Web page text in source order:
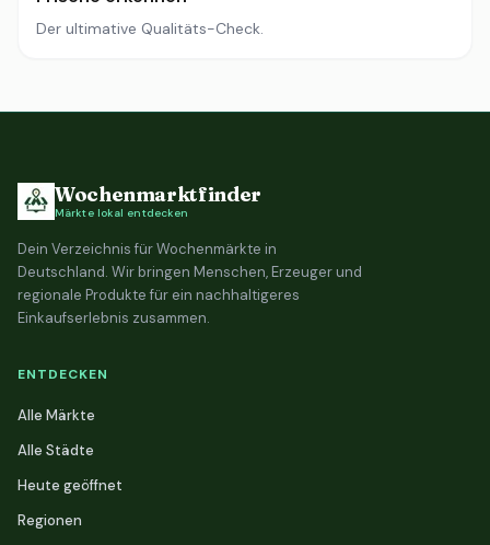
Der ultimative Qualitäts-Check.
Wochenmarktfinder
Märkte lokal entdecken
Dein Verzeichnis für Wochenmärkte in
Deutschland. Wir bringen Menschen, Erzeuger und
regionale Produkte für ein nachhaltigeres
Einkaufserlebnis zusammen.
ENTDECKEN
Alle Märkte
Alle Städte
Heute geöffnet
Regionen